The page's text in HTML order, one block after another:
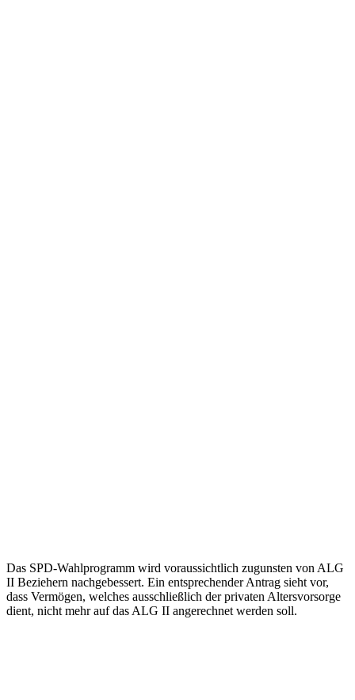
Das SPD-Wahlprogramm wird voraussichtlich zugunsten von ALG
II Beziehern nachgebessert. Ein entsprechender Antrag sieht vor,
dass Vermögen, welches ausschließlich der privaten Altersvorsorge
dient, nicht mehr auf das ALG II angerechnet werden soll.